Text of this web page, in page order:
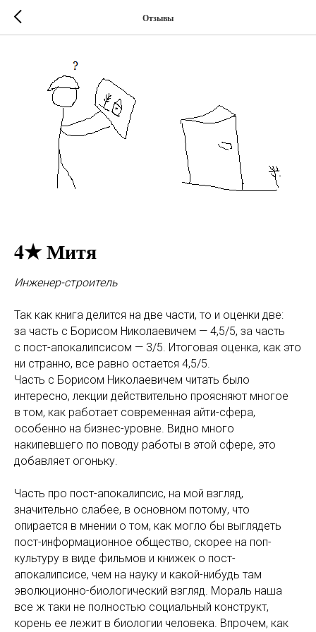
Отзывы
4★ Митя
Инженер-строитель
Так как книга делится на две части, то и оценки две:
за часть с Борисом Николаевичем — 4,5/5, за часть
с пост-апокалипсисом — 3/5. Итоговая оценка, как это
ни странно, все равно остается 4,5/5.
Часть с Борисом Николаевичем читать было
интересно, лекции действительно проясняют многое
в том, как работает современная айти-сфера,
особенно на бизнес-уровне. Видно много
накипевшего по поводу работы в этой сфере, это
добавляет огоньку.
Часть про пост-апокалипсис, на мой взгляд,
значительно слабее, в основном потому, что
опирается в мнении о том, как могло бы выглядеть
пост-информационное общество, скорее на поп-
культуру в виде фильмов и книжек о пост-
апокалипсисе, чем на науку и какой-нибудь там
эволюционно-биологический взгляд. Мораль наша
все ж таки не полностью социальный конструкт,
корень ее лежит в биологии человека. Впрочем, как